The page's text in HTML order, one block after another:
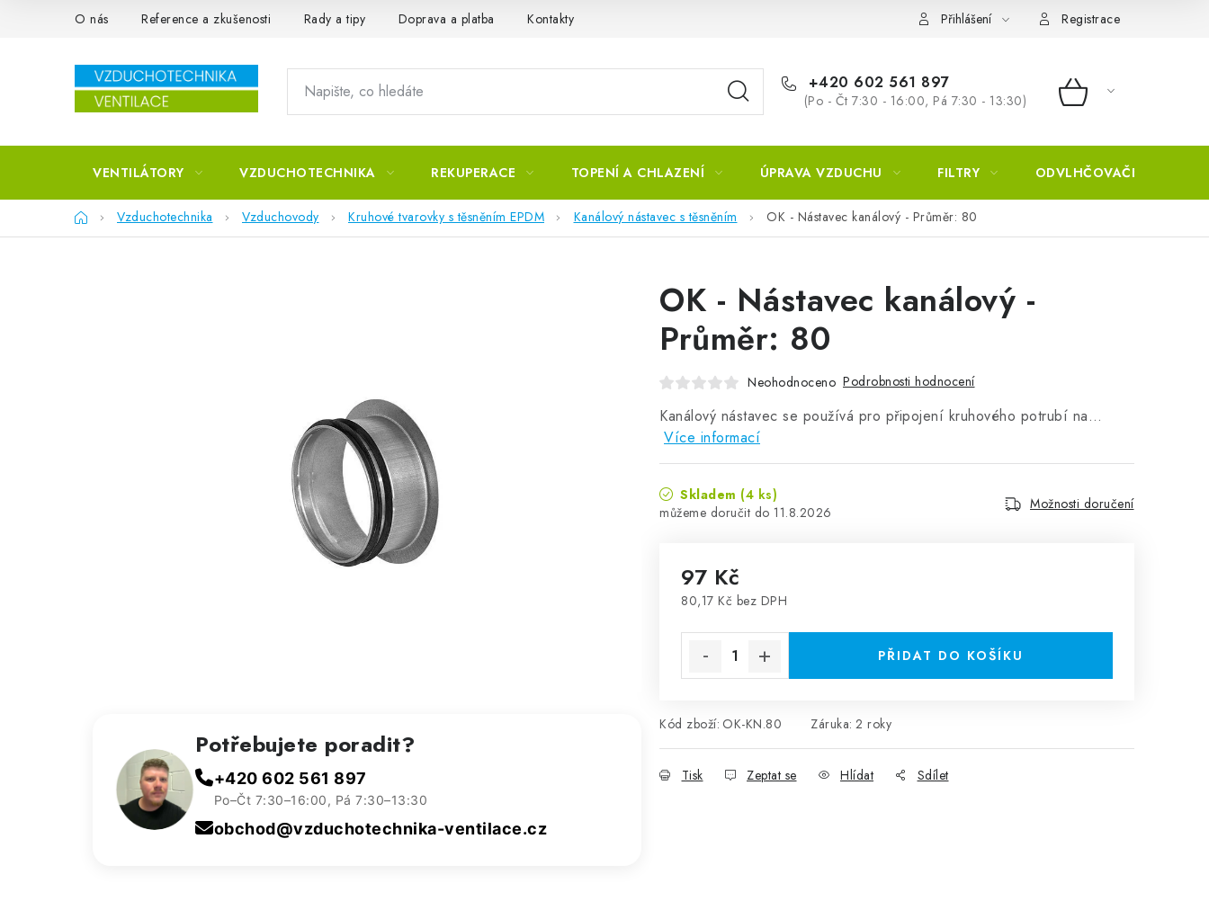
Přejít na obsahO nás Reference a zkušenosti Rady a tipy Doprava a platba Kontakty Přihlášení Registrace
+420 602 561 897
(Po - Čt 7:30 - 16:00, Pá 7:30 - 13:30) NÁKUPNÍ
VENTILÁTORY VZDUCHOTECHNIKA REKUPERACE TOPENÍ A CHLAZENÍ ÚPRAVA VZDUCHU FILTRY ODVLHČOVAČE
DomůVzduchotechnika Vzduchovody Kruhové tvarovky s těsněním EPDM Kanálový nástavec s těsněním OK - Nástavec kanálový - Průměr: 80
OK - Nástavec kanálový -
Průměr: 80
Neohodnoceno Podrobnosti hodnocení
Kanálový nástavec se používá pro připojení kruhového potrubí na…
Více informací
Skladem (4 ks)
11.8.2026
Možnosti doručení
97 Kč
80,17 Kč bez DPH
PŘIDAT DO KOŠÍKU
Kód zboží: OK-KN.80 Záruka: 2 roky
Tisk Zeptat se Hlídat Sdílet
Potřebujete poradit?
+420 602 561 897
Po–Čt 7:30–16:00, Pá 7:30–13:30
obchod@vzduchotechnika-ventilace.cz